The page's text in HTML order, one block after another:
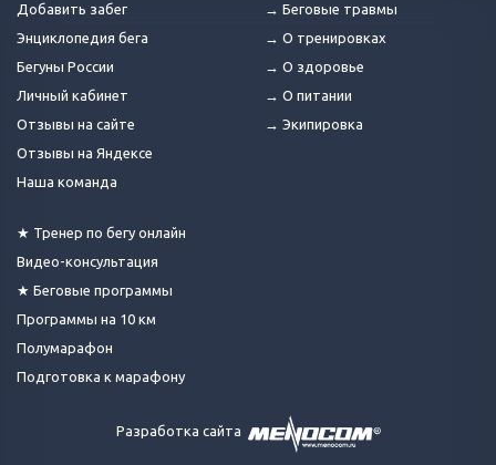
Добавить забег
Энциклопедия бега
Бегуны России
Личный кабинет
Отзывы на сайте
Отзывы на Яндексе
Наша команда
★ Тренер по бегу онлайн
Видео-консультация
★ Беговые программы
Программы на 10 км
Полумарафон
Подготовка к марафону
→ Беговые травмы
→ О тренировках
→ О здоровье
→ О питании
→ Экипировка
Разработка сайта